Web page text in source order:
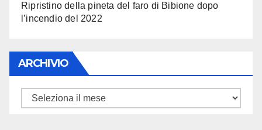
Ripristino della pineta del faro di Bibione dopo
l’incendio del 2022
ARCHIVIO
ARCHIVIO